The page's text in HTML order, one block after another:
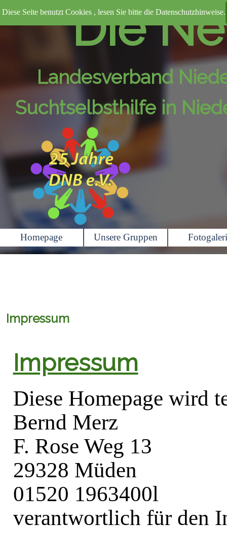
Diese Seite benutzt Cookies , lesen Sie bitte die Datenschutzhinweise.
Die
Landesverband
Suchtselbsthilfe in
Homepage Unsere Gruppen ▼
Impressum
Impressum
Diese Homepage wird
Bernd Merz
F. Rose Weg 13
29328 Müden
01520 1963400l
verantwortlich für den